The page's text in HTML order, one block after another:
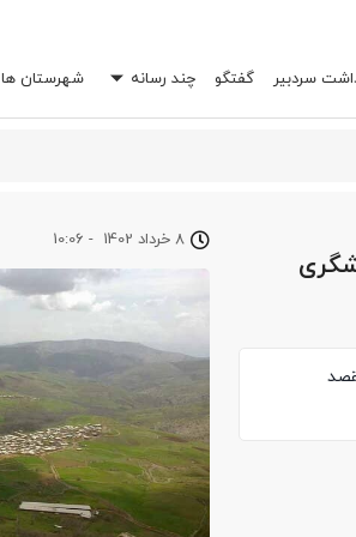
سردبیر گفتگو چند رسانه شهرستان ها
8 خرداد 1402 -
10:06